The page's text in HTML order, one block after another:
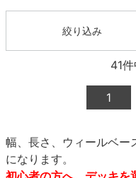
絞り込み
41件
1
幅、長さ、ウィールベー
になります。